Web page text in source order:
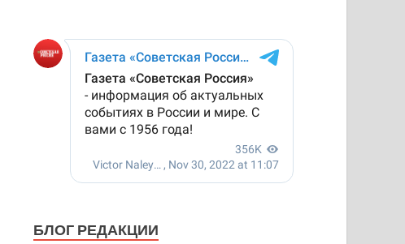
БЛОГ РЕДАКЦИИ